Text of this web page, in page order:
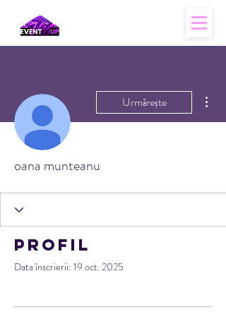
Urmărește
oana munteanu
Profil
Data înscrierii: 19 oct. 2025